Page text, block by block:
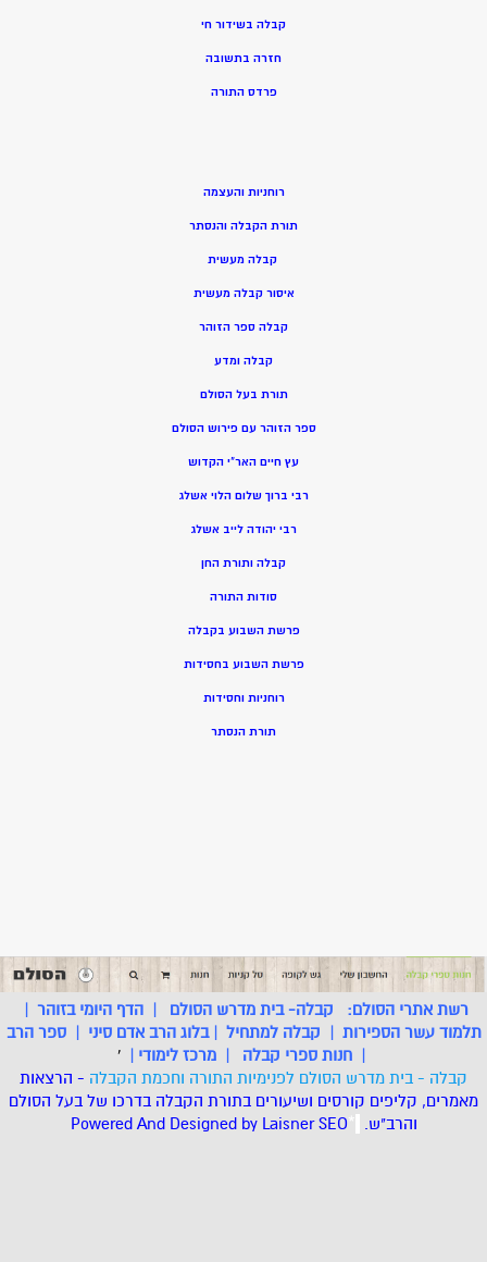
קבלה בשידור חי
חזרה בתשובה
פרדס התורה
רוחניות והעצמה
תורת הקבלה והנסתר
קבלה מעשית
איסור קבלה מעשית
קבלה ספר הזוהר
קבלה ומדע
תורת בעל הסולם
ספר הזוהר עם פירוש הסולם
עץ חיים האר”י הקדוש
רבי ברוך שלום הלוי אשלג
רבי יהודה לייב אשלג
קבלה ותורת החן
סודות התורה
פרשת השבוע בקבלה
פרשת השבוע בחסידות
רוחניות וחסידות
תורת הנסתר
רשת אתרי הסולם: קבלה- בית מדרש הסולם |הדף היומי בזוהר |
תלמוד עשר הספירות | קבלה למתחיל |בלוג הרב אדם סיני |ספר הרב
| חנות ספרי קבלה | מרכז לימודי |
'
קבלה - בית מדרש הסולם לפנימיות התורה וחכמת הקבלה - הרצאות
מאמרים, קליפים קורסים ושיעורים בתורת הקבלה בדרכו של בעל הסולם
והרב"ש. *
Powered And Designed by LaisnerSEO